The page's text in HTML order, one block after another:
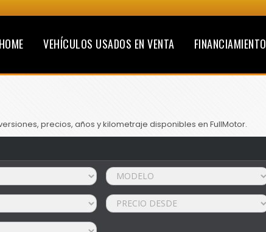
HOME VEHÍCULOS USADOS EN VENTA FINANCIAMIENTO
precios, años y kilometraje disponibles en FullMotor.